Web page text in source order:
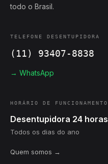
todo o Brasil.
TELEFONE DESENTUPIDORA
(11) 93407-8838
→ WhatsApp
HORÁRIO DE FUNCIONAMENTO
Desentupidora 24 horas
Todos os dias do ano
Quem somos →